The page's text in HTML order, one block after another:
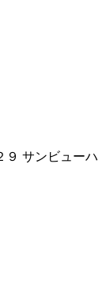
９ サンビューハ